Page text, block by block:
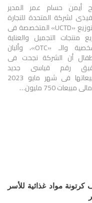
أيمن حسام عمر المدير
لشركة المتحدة للتجارة
والتوزيع «UCTD» المتخصصة فى
منتجات التجميل والعناية
الشخصية والـ «OTC»، وألبان
أن الشركة نجحت فى
رقم قياسى جديد
لمبيعاتها فى شهر مايو 2023
مبيعات 750 مليون…
الدكتور حسام عمر توفر 30 ألف كرتونة مواد غذائية للأسر